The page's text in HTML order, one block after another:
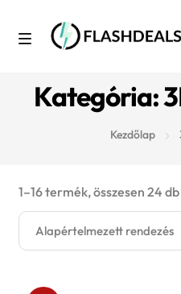
Skip
Skip
Azonnal raktárról
Konyha
Kategória:
Kezdőlap
1–16 termék, összesen 24 db